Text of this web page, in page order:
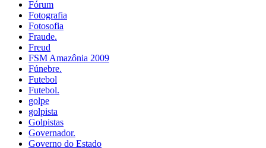
Fórum
Fotografia
Fotosofia
Fraude.
Freud
FSM Amazônia 2009
Fúnebre.
Futebol
Futebol.
golpe
golpista
Golpistas
Governador.
Governo do Estado